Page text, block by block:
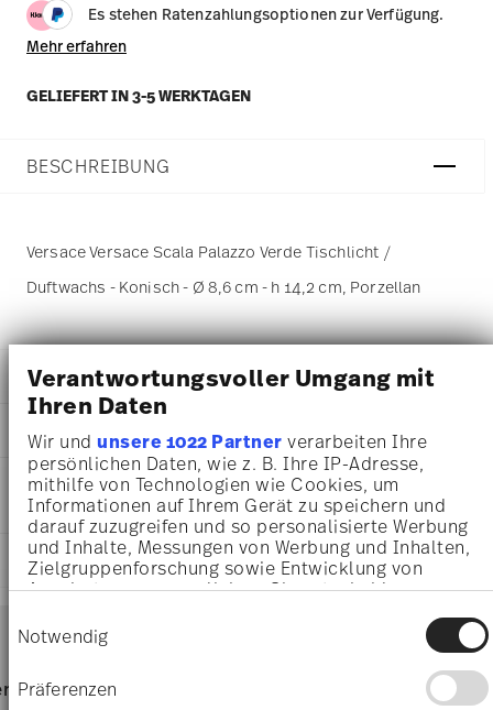
Verantwortungsvoller Umgang mit
Ihren Daten
Wir undunsere 1022 Partner verarbeiten Ihre
persönlichen Daten, wie z. B. Ihre IP-Adresse,
mithilfe von Technologien wie Cookies, um
Informationen auf Ihrem Gerät zu speichern und
darauf zuzugreifen und so personalisierte Werbung
und Inhalte, Messungen von Werbung und Inhalten,
Zielgruppenforschung sowie Entwicklung von
Angeboten zu ermöglichen. Sie entscheiden
Sie können Ihre Einwilligung jederzeit über die
Cookie-Erklärung oder durch Klicken auf das
Privacy Trigger Symbol ändern oder widerrufen
Notwendig
Präferenzen
Es stehen Ratenzahlungsoptionen zur Verfügung.
Mehr erfahren
GELIEFERT IN 3-5 WERKTAGEN
BESCHREIBUNG
Versace Versace Scala Palazzo Verde Tischlicht /
Duftwachs - Konisch - Ø 8,6 cm - h 14,2 cm, Porzellan
DETAILS
Versace
La Scala del Palazzo
La Scala del Palazzo
Porzellan
14402-403664-24868
4012437372441
DE
2019
MA
8,60 cm
8,60 cm
8,60 cm
14,20 cm
614 gr
16,00 cm
PFLEGE- UND
SICHERHEITSINFORMATIONEN
Nur von Hand reinigen
LIEFERUNG UND RÜCKSENDUNG
Lieferzeiten & Versand
Footer